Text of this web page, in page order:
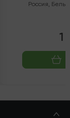
Россия, Белый
1